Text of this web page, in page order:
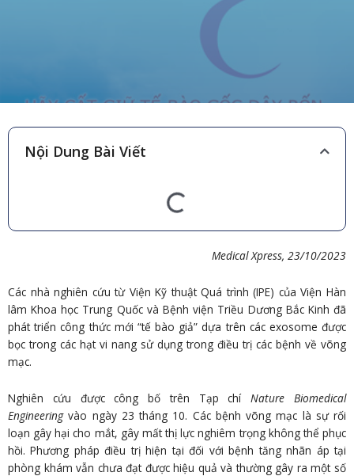
Nội Dung Bài Viết
Medical Xpress, 23/10/2023
Các nhà nghiên cứu từ Viện Kỹ thuật Quá trình (IPE) của Viện Hàn
lâm Khoa học Trung Quốc và Bệnh viện Triều Dương Bắc Kinh đã
phát triển công thức mới “tế bào giả” dựa trên các exosome được
bọc trong các hạt vi nang sử dụng trong điều trị các bệnh về võng
mạc.
Nghiên cứu được công bố trên Tạp chíNature Biomedical
Engineeringvào ngày 23 tháng 10. Các bệnh võng mạc là sự rối
loạn gây hại cho mắt, gây mất thị lực nghiêm trọng không thể phục
hồi. Phương pháp điều trị hiện tại đối với bệnh tăng nhãn áp tại
phòng khám vẫn chưa đạt được hiệu quả và thường gây ra một số